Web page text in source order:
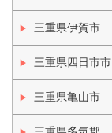
三重県伊賀市
三重県四日市市
三重県亀山市